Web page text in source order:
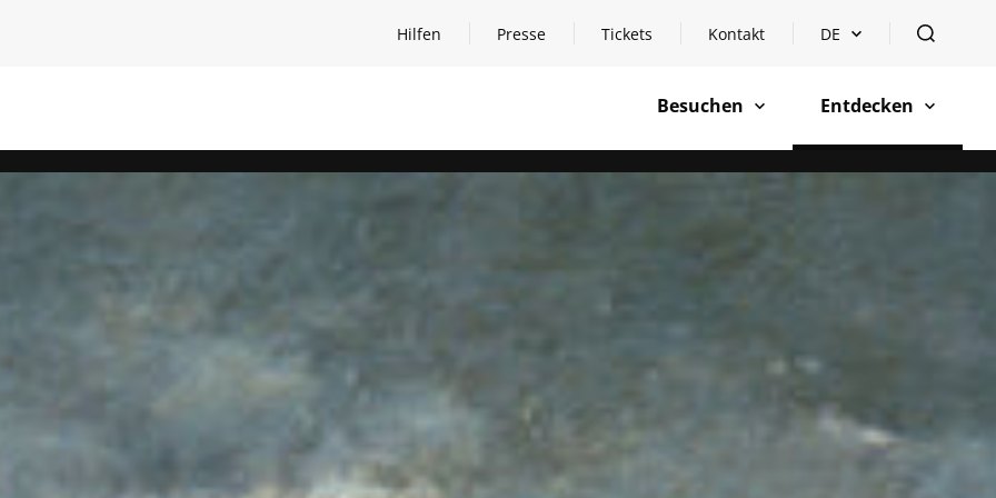
Hilfen
Hilfen öffnen Presse Tickets Kontakt Sprachauswahl öffnen
DE öffnen
Besuchen
öffnen Entdecken
öffnen